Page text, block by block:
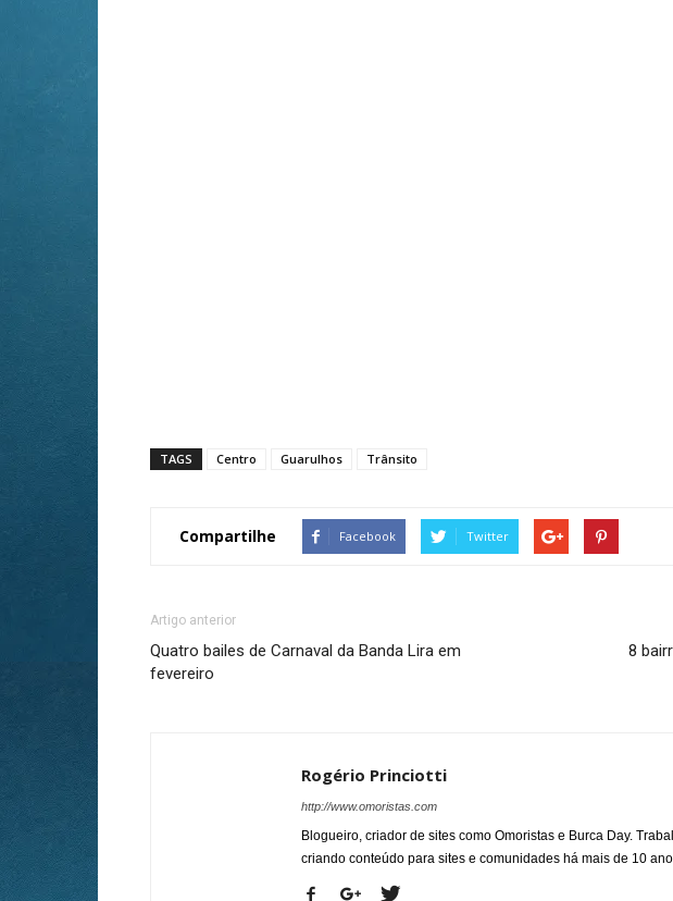
TAGS Centro Guarulhos Trânsito
Compartilhe Facebook Twitter
Artigo anterior
Quatro bailes de Carnaval da Banda Lira em
fevereiro
8
Rogério Princiotti
http://www.omoristas.com
Blogueiro, criador de sites como Omoristas e Burca Day.
criando conteúdo para sites e comunidades há mais de 10